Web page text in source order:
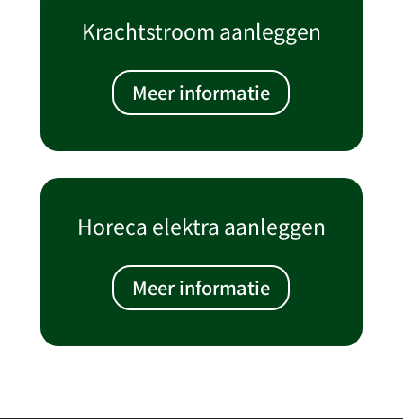
Krachtstroom aanleggen
Meer informatie
Horeca elektra aanleggen
Meer informatie